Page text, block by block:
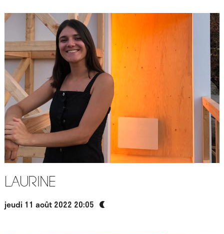
Laurine
jeudi 11 août 2022 20:05